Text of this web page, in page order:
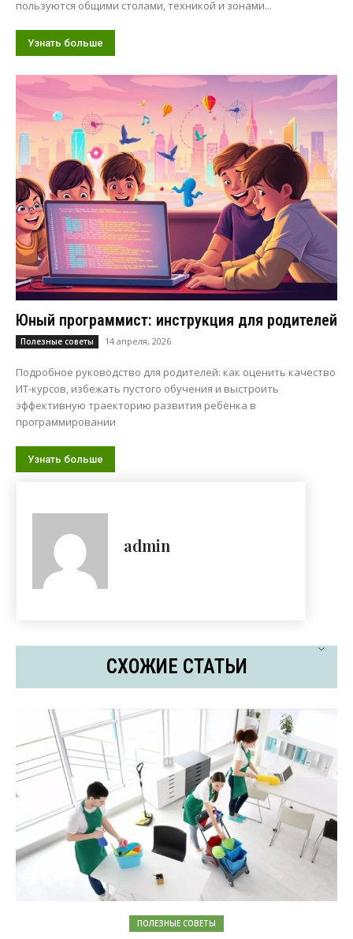
пользуются общими столами, техникой и зонами...
Узнать больше
Юный программист: инструкция для родителей
Полезные советы 14 апреля, 2026
Подробное руководство для родителей: как оценить качество
ИТ-курсов, избежать пустого обучения и выстроить
эффективную траекторию развития ребёнка в
программировании
Узнать больше
admin
СХОЖИЕ СТАТЬИ
ПОЛЕЗНЫЕ СОВЕТЫ